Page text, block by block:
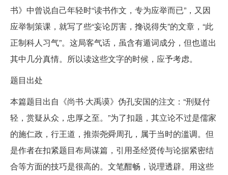
书》中曾说自己年轻时“读书作文，专为应举而已”，又因
应举制策课，就写了些“妄论厉害，搀说得失”的文章，“此
正制科人习气”。这局客气话，虽含有遁词成分，但也道出
其中几分真情。所以读这些文字的时候，应予考虑。
题目出处
本篇题目出自《尚书·大禹谟》伪孔安国的注文：“刑疑付
轻，赏疑从众，忠厚之至。”为了扣题，其立论不过是儒家
的施仁政，行王道，推崇尧舜周孔，属于当时的滥调。但
是作者在扣紧题目布局谋篇，引用圣经贤传与论据紧密结
合等方面的技巧是很高的。文笔酣畅，说理透辟。用这些